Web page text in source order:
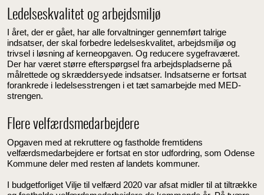
Ledelseskvalitet og arbejdsmiljø
I året, der er gået, har alle forvaltninger gennemført talrige
indsatser, der skal forbedre ledelseskvalitet, arbejdsmiljø og
trivsel i løsning af kerneopgaven. Og reducere sygefraværet.
Der har været større efterspørgsel fra arbejdspladserne på
målrettede og skræddersyede indsatser. Indsatserne er fortsat
forankrede i ledelsesstrengen i et tæt samarbejde med MED-
strengen.
Flere velfærdsmedarbejdere
Opgaven med at rekruttere og fastholde fremtidens
velfærdsmedarbejdere er fortsat en stor udfordring, som Odense
Kommune deler med resten af landets kommuner.
I budgetforliget Vilje til velfærd 2020 var afsat midler til at tiltrække